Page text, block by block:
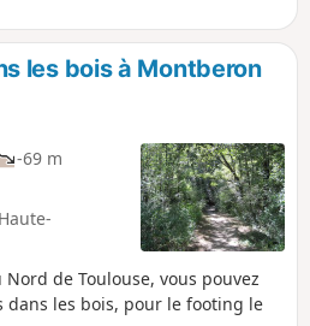
ce circuit
trois points
Paul
les berges
classé au
Au fil
des
jalonnés
ainsi que
cœur même
parcours
les bois à Montberon
-69 m
de Toulouse, vous pouvez
les bois, pour le footing le